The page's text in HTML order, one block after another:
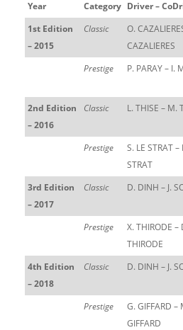
Year Category Driver –
1st Edition
– 2015
Classic
O.
CAZALIERES
Prestige P. PARAY – I.
2nd Edition
– 2016
Classic L. THISE – M.
Prestige
S. LE STRAT –
STRAT
3rd Edition
– 2017
Classic D. DINH – J.
Prestige
X. THIRODE –
THIRODE
4th Edition
– 2018
Classic D. DINH – J.
Prestige
G. GIFFARD –
GIFFARD